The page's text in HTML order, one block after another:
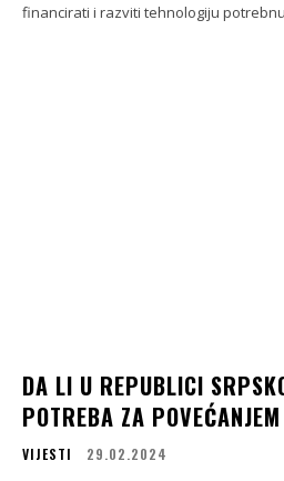
financirati i razviti tehnologiju
DA LI U REPUBLICI
POTREBA ZA
VIJESTI 29.02.2024